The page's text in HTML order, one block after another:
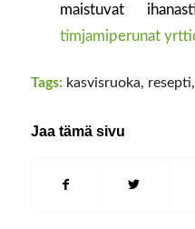
maistuvat
timjamiperunat
Tags: kasvisruoka, resepti,
Jaa tämä sivu